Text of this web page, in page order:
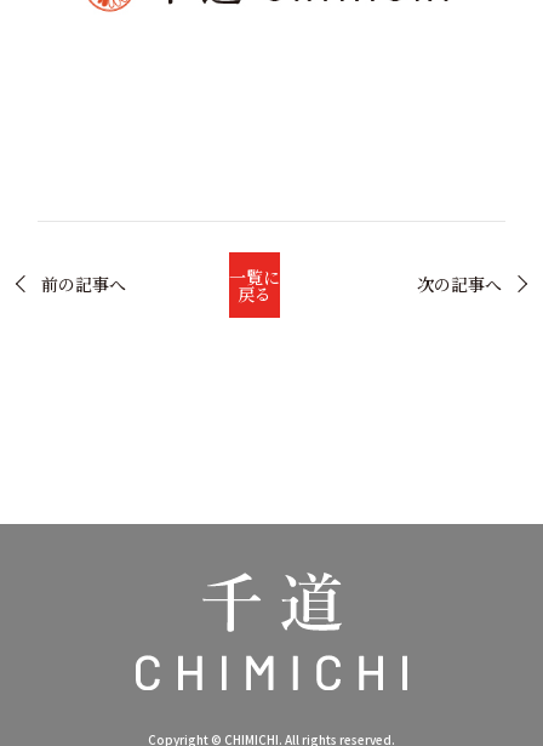
前の記事へ 一覧に
戻る 次の記事へ
Copyright © CHIMICHI. All rights reserved.